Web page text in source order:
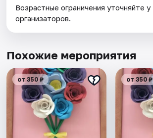
Возрастные ограничения уточняйте у
организаторов.
Похожие мероприятия
от 350 ₽ от 350 ₽